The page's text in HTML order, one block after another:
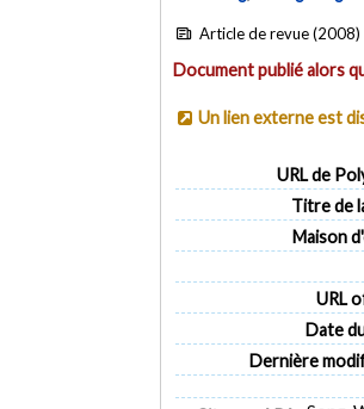
Article de revue (2008)
Document publié alors
Un lien externe est
URL de
Titre de
Maison
URL
Date
Dernière